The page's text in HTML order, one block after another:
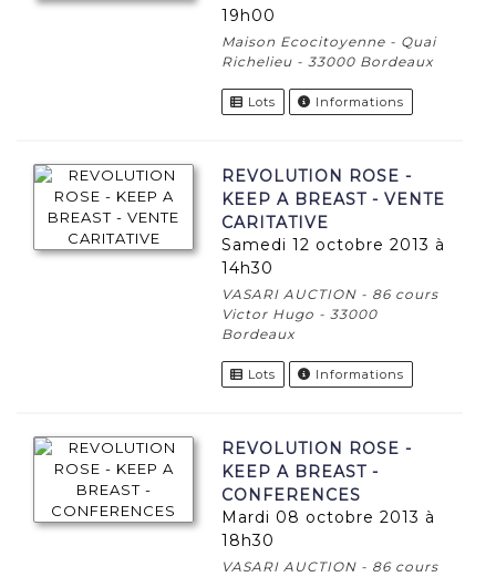
19h00
Maison Ecocitoyenne - Quai
Richelieu - 33000 Bordeaux
Lots Informations
REVOLUTION ROSE -
KEEP A BREAST - VENTE
CARITATIVE
samedi 12 octobre 2013 à
14h30
VASARI AUCTION - 86 cours
Victor Hugo - 33000
Bordeaux
Lots Informations
REVOLUTION ROSE -
KEEP A BREAST -
CONFERENCES
mardi 08 octobre 2013 à
18h30
VASARI AUCTION - 86 cours